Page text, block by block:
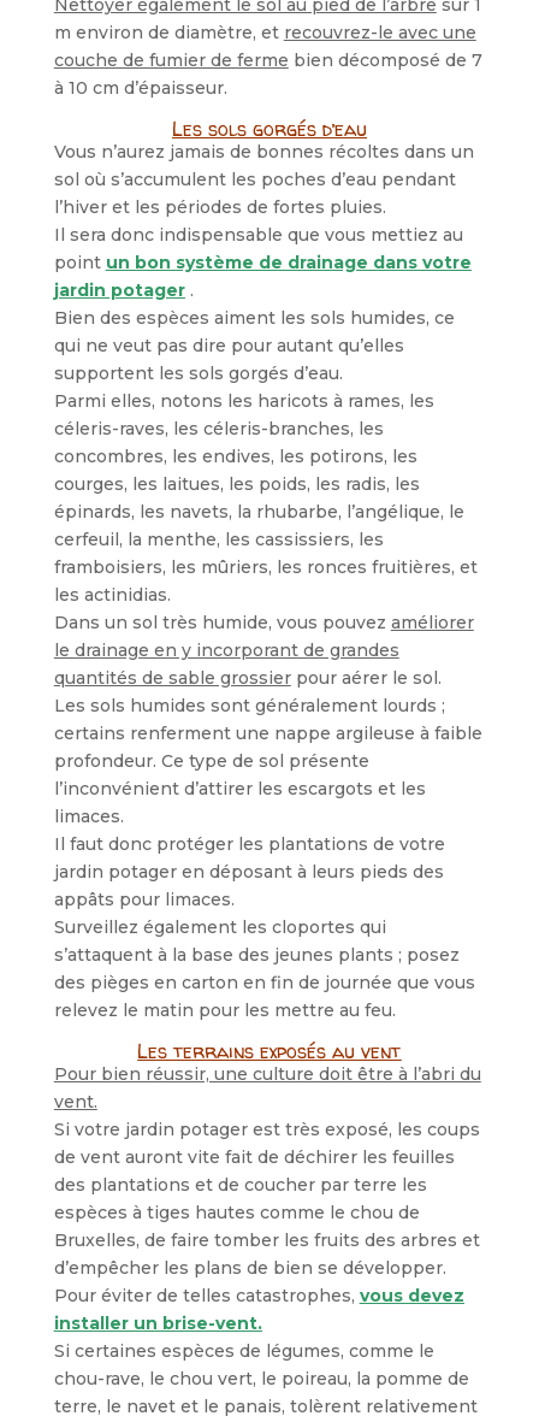
Nettoyer également le sol au pied de l’arbre sur 1
m environ de diamètre, et recouvrez-le avec une
couche de fumier de ferme bien décomposé de 7
à 10 cm d’épaisseur.
Les sols gorgés d’eau
Vous n’aurez jamais de bonnes récoltes dans un
sol où s’accumulent les poches d’eau pendant
l’hiver et les périodes de fortes pluies.
Il sera donc indispensable que vous mettiez au
point un bon système de drainage dans votre
jardin potager.
Bien des espèces aiment les sols humides, ce
qui ne veut pas dire pour autant qu’elles
supportent les sols gorgés d’eau.
Parmi elles, notons les haricots à rames, les
céleris-raves, les céleris-branches, les
concombres, les endives, les potirons, les
courges, les laitues, les poids, les radis, les
épinards, les navets, la rhubarbe, l’angélique, le
cerfeuil, la menthe, les cassissiers, les
framboisiers, les mûriers, les ronces fruitières, et
les actinidias.
Dans un sol très humide, vous pouvez améliorer
le drainage en y incorporant de grandes
quantités de sable grossierpour aérer le sol.
Les sols humides sont généralement lourds ;
certains renferment une nappe argileuse à faible
profondeur. Ce type de sol présente
l’inconvénient d’attirer les escargots et les
limaces.
Il faut donc protéger les plantations de votre
jardin potager en déposant à leurs pieds des
appâts pour limaces.
Surveillez également les cloportes qui
s’attaquent à la base des jeunes plants ; posez
des pièges en carton en fin de journée que vous
relevez le matin pour les mettre au feu.
Les terrains exposés au vent
Pour bien réussir, une culture doit être à l’abri du
vent.
Si votre jardin potager est très exposé, les coups
de vent auront vite fait de déchirer les feuilles
des plantations et de coucher par terre les
espèces à tiges hautes comme le chou de
Bruxelles, de faire tomber les fruits des arbres et
d’empêcher les plans de bien se développer.
Pour éviter de telles catastrophes, vous devez
installer un brise-vent.
Si certaines espèces de légumes, comme le
chou-rave, le chou vert, le poireau, la pomme de
terre, le navet et le panais, tolèrent relativement